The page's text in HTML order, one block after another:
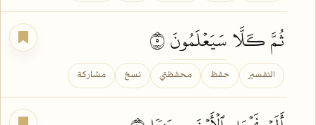
ثُمَّ كـَلَّا سَيَعۡلَمُونَ
التفسير حفظ محفظتي نسخ مشاركة